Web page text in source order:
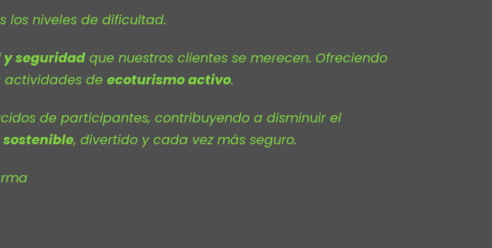
niveles de dificultad.
seguridad que nuestros clientes se merecen. Ofreciendo
actividades de ecoturismo activo.
de participantes, contribuyendo a disminuir el
, divertido y cada vez más seguro.